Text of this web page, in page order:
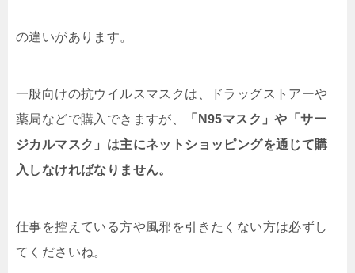
の違いがあります。
一般向けの抗ウイルスマスクは、ドラッグストアーや
薬局などで購入できますが、
「N95マスク」や「サー
ジカルマスク」は主にネットショッピングを通じて購
入しなければなりません。
仕事を控えている方や風邪を引きたくない方は必ずし
てくださいね。